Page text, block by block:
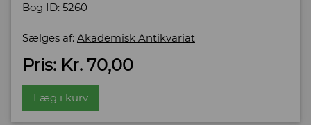
Bog ID: 5260
Sælges af: Akademisk Antikvariat
Pris: Kr. 70,00
Læg i kurv